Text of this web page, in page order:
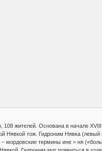
108 жителей. Основана в начале
Нявкой тож. Гидроним Нявка
– мордовские термины ине > ня